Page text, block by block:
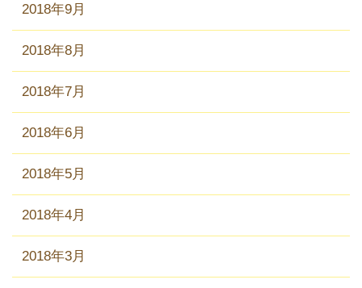
2018年9月
2018年8月
2018年7月
2018年6月
2018年5月
2018年4月
2018年3月